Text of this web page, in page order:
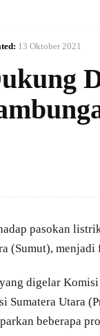
13 Oktober 2021
pasokan
(Sumut), menjadi
digelar
Sumatera Utara
beberapa